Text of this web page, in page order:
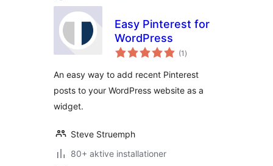
Easy Pinterest for
WordPress
(1 totale
bedømmelser
)
An easy way to add recent Pinterest
posts to your WordPress website as a
widget.
Steve Struemph
80+ aktive installationer